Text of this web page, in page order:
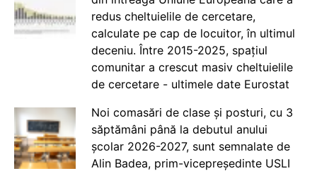
redus cheltuielile de cercetare,
calculate pe cap de locuitor, în ultimul
deceniu. Între 2015-2025, spațiul
comunitar a crescut masiv cheltuielile
de cercetare - ultimele date Eurostat
Noi comasări de clase și posturi, cu 3
săptămâni până la debutul anului
școlar 2026-2027, sunt semnalate de
Alin Badea, prim-vicepreședinte USLI